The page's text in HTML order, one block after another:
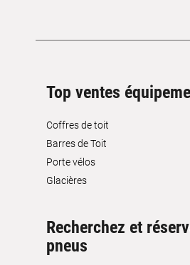
Top ventes
Coffres de toit
Barres de Toit
Porte vélos
Glacières
Recherchez et
pneus